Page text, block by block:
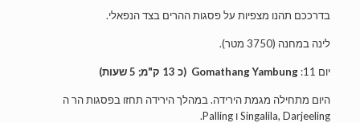
בדרככם תהנו מצפיות על פסגות ההרים בצד הנפאלי.
לינה במחנה (3750 מטר).
יום 11: Gomathang Yambung (כ 13 ק"מ; 5 שעות)
היום מתחילה מגמת הירידה. במהלך הירידה תחזו בפסגות הר ה
Singalila, Darjeeling ו Palling.